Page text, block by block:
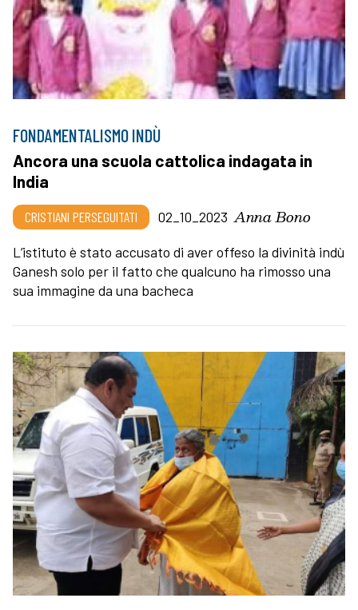
FONDAMENTALISMO INDÙ
Ancora una scuola cattolica indagata in
India
CRISTIANI PERSEGUITATI 02_10_2023 Anna Bono
L’istituto è stato accusato di aver offeso la divinità indù
Ganesh solo per il fatto che qualcuno ha rimosso una
sua immagine da una bacheca